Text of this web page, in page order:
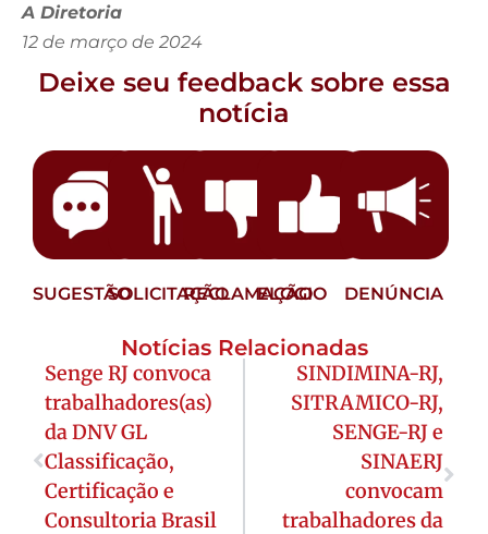
A Diretoria
12 de março de 2024
Deixe seu feedback sobre essa
notícia
SUGESTÃOSOLICITAÇÃORECLAMAÇÃO
ELOGIO DENÚNCIA
Notícias Relacionadas
Senge RJ convoca
trabalhadores(as)
da DNV GL
Classificação,
Certificação e
Consultoria Brasil
SINDIMINA-RJ,
SITRAMICO-RJ,
SENGE-RJ e
SINAERJ
convocam
trabalhadores da